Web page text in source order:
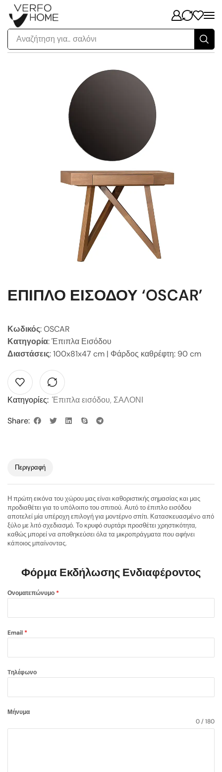
Αναζήτηση για.. σαλόνι
ΕΠΙΠΛΟ ΕΙΣΟΔΟΥ ‘OSCAR’
Κωδικός: OSCAR
Κατηγορία: Έπιπλα Εισόδου
Διαστάσεις: 100x81x47 cm | Φάρδος καθρέφτη: 90 cm
Κατηγορίες: Έπιπλα εισόδου, ΣΑΛΟΝΙ
Share:
Περιγραφή
Η πρώτη εικόνα του χώρου μας είναι καθοριστικής σημασίας και μας
προδιαθέτει για το υπόλοιπο του σπιτιού. Αυτό το έπιπλο εισόδου
αποτελεί μία υπέροχη επιλογή για μοντέρνο σπίτι. Κατασκευασμένo από
ξύλο με λιτό σχεδιασμό. Το κρυφό συρτάρι προσθέτει χρηστικότητα,
καθώς μπορεί να αποθηκεύσει όλα τα μικροπράγματα που αφήνει
κάποιος μπαίνοντας.
Φόρμα Εκδήλωσης Ενδιαφέροντος
Ονοματεπώνυμο *
Email *
Tηλέφωνο
Μήνυμα
0 / 180